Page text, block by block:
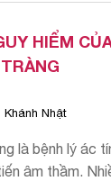
HIỂM
Khánh Nhật
là bệnh lý ác
âm thầm.